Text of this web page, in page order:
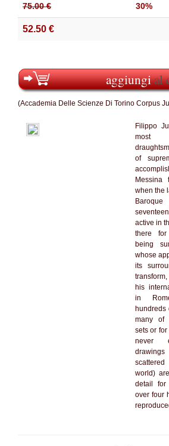
75.00 € 30%
52.50 €
aggiungial
(Accademia Delle Scienze Di Torino Corpus
Filippo
most
of
when the
active in
there
being
whose
its
his
in
hundreds
many of
sets or
never
world)
detail for
over four